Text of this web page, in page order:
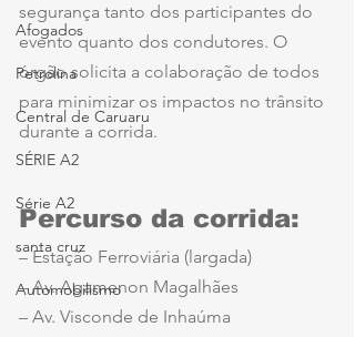
Afogados
Petrolina
Central de Caruaru
SÉRIE A2
Série A2
santa cruz
Automobilismo
segurança tanto dos participantes do
evento quanto dos condutores. O
órgão solicita a colaboração de todos
para minimizar os impactos no trânsito
durante a corrida.
Percurso da corrida:
– Estação Ferroviária (largada)
– Av. Agamenon Magalhães
– Av. Visconde de Inhaúma